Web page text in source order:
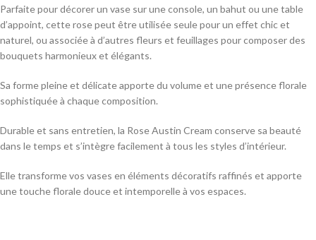
Parfaite pour décorer un vase sur une console, un bahut ou une table
d’appoint, cette rose peut être utilisée seule pour un effet chic et
naturel, ou associée à d’autres fleurs et feuillages pour composer des
bouquets harmonieux et élégants.
Sa forme pleine et délicate apporte du volume et une présence florale
sophistiquée à chaque composition.
Durable et sans entretien, la Rose Austin Cream conserve sa beauté
dans le temps et s’intègre facilement à tous les styles d’intérieur.
Elle transforme vos vases en éléments décoratifs raffinés et apporte
une touche florale douce et intemporelle à vos espaces.